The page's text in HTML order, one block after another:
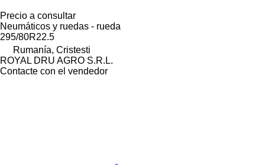
Precio a consultar
Neumáticos y ruedas - rueda
295/80R22.5
Rumanía, Cristesti
ROYAL DRU AGRO S.R.L.
Contacte con el vendedor